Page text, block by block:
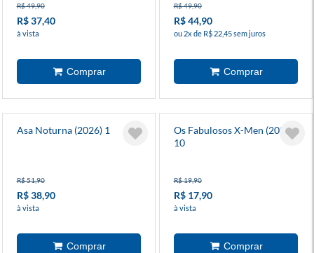
R$ 49,90
R$ 37,40
à vista
R$ 49,90
R$ 44,90
ou 2x de R$ 22,45 sem juros
Asa Noturna (2026) 1
R$ 51,90
R$ 38,90
à vista
Os Fabulosos X-Men (2025)
10
R$ 19,90
R$ 17,90
à vista